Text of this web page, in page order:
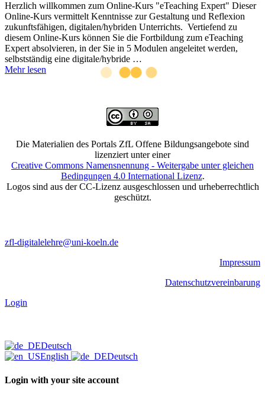
Herzlich willkommen zum Online-Kurs "eTeaching Expert" Dieser
Online-Kurs vermittelt Kenntnisse zur Gestaltung und Reflexion
zukunftsfähigen, digitalen/hybriden Unterrichts. Vertiefend zu
diesem Online-Kurs können Sie die Fortbildung zum eTeaching
Expert absolvieren, in der Sie in 5 Modulen angeleitet werden,
selbstständig eine digitale/hybride …
Mehr lesen
Die Materialien des Portals ZfL Offene Bildungsangebote sind
lizenziert unter einer
Creative Commons Namensnennung - Weitergabe unter gleichen
Bedingungen 4.0 International Lizenz.
Logos sind aus der CC-Lizenz ausgeschlossen und urheberrechtlich
geschützt.
zfl-digitalelehre@uni-koeln.de
Impressum
Datenschutzvereinbarung
Login
Deutsch
English
Deutsch
Login with your site account